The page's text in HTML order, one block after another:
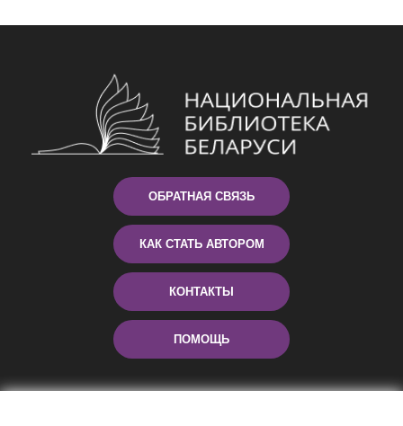
ОБРАТНАЯ СВЯЗЬ
КАК СТАТЬ АВТОРОМ
КОНТАКТЫ
ПОМОЩЬ